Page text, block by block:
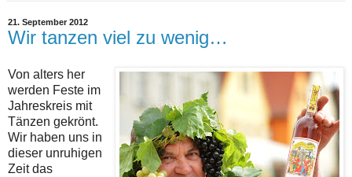
21. September 2012
Wir tanzen viel zu wenig…
Von alters her
werden Feste im
Jahreskreis mit
Tänzen gekrönt.
Wir haben uns in
dieser unruhigen
Zeit das